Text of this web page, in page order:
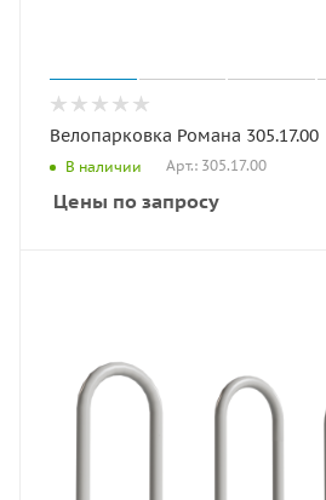
Велопарковка Романа 305.17.00
В наличии Арт.: 305.17.00
Цены по запросу